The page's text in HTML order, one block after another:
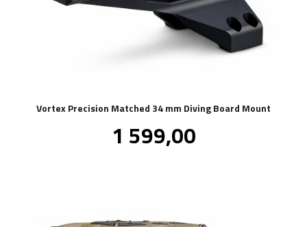
Vortex Precision Matched 34 mm Diving Board Mount
Pris
1 599,00mva.